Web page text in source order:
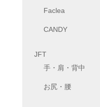
Faclea
CANDY
JFT
手・肩・背中
お尻・腰